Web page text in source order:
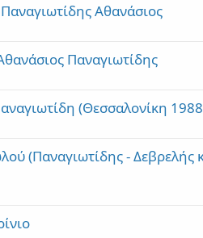
Αθανάσιος
Παναγιωτίδης
(Θεσσαλονίκη
(Παναγιωτίδης -